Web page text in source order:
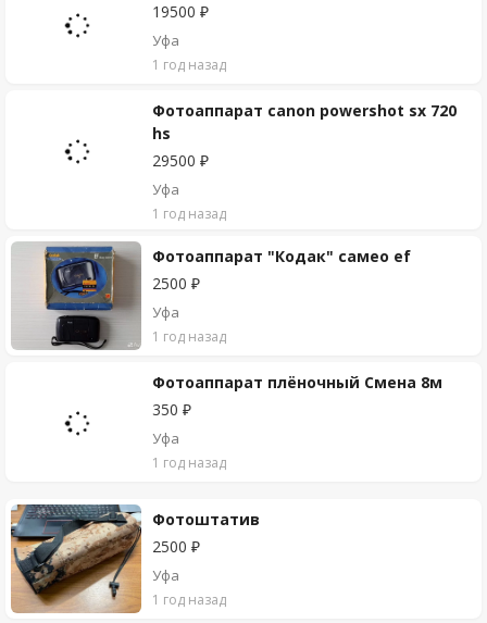
19500 ₽
Уфа
1 год назад
Фотоаппарат canon powershot sx 720
hs
29500 ₽
Уфа
1 год назад
Фотоаппарат "Кодак" самео еf
2500 ₽
Уфа
1 год назад
Фотоаппарат плёночный Смена 8м
350 ₽
Уфа
1 год назад
Фотоштатив
2500 ₽
Уфа
1 год назад